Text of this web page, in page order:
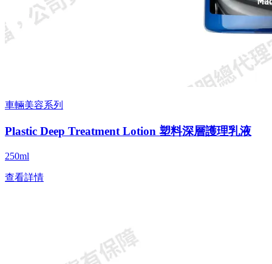
車輛美容系列
Plastic Deep Treatment Lotion 塑料深層護理乳液
250ml
查看詳情